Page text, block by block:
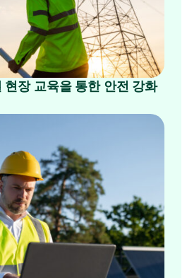
현장 교육을 통한 안전 강화